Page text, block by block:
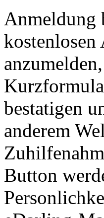
Anmeldung
bestatigen
anderem
Button